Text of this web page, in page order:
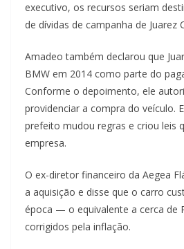
executivo, os recursos seriam
de dívidas de campanha de Juarez
Amadeo também declarou que
BMW em 2014 como parte do
Conforme o depoimento, ele
providenciar a compra do veículo.
prefeito mudou regras e criou leis
empresa.
O ex-diretor financeiro da Aegea
a aquisição e disse que o carro
época — o equivalente a cerca de
corrigidos pela inflação.